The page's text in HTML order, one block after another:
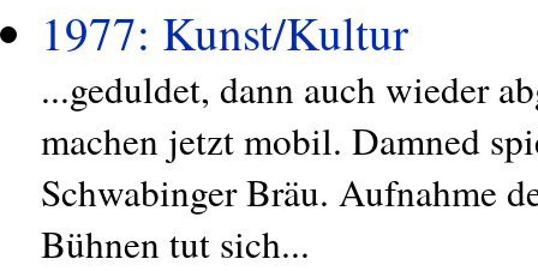
1977: Kunst/Kultur
...geduldet, dann auch wieder
machen jetzt mobil. Damned
Schwabinger Bräu. Aufnahme
Bühnen tut sich...